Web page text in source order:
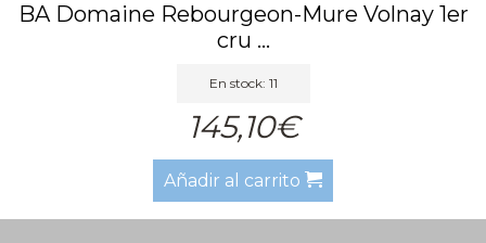
BA Domaine Rebourgeon-Mure Volnay 1er
cru ...
En stock: 11
145,10€
Añadir al carrito